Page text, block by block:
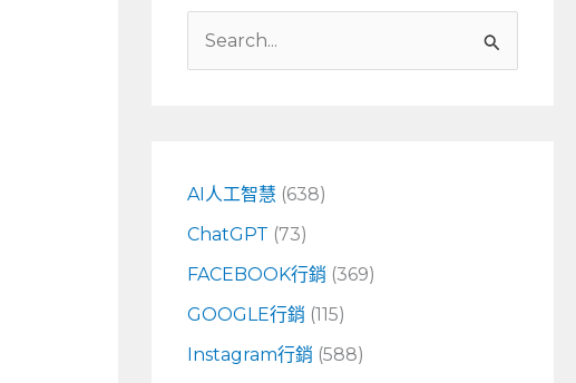
字
:
AI人工智慧 (638)
ChatGPT (73)
FACEBOOK行銷 (369)
GOOGLE行銷 (115)
Instagram行銷 (588)